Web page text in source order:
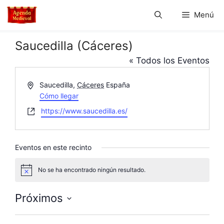
Saltar
Menú
Saucedilla (Cáceres)
« Todos los Eventos
D
r
e
c
i
n
Saucedilla, Cáceres España
Cómo llegar
W
b
t
e
https://www.saucedilla.es/
Eventos en este recinto
s
No se ha encontrado ningún resultado.
Próximos
S